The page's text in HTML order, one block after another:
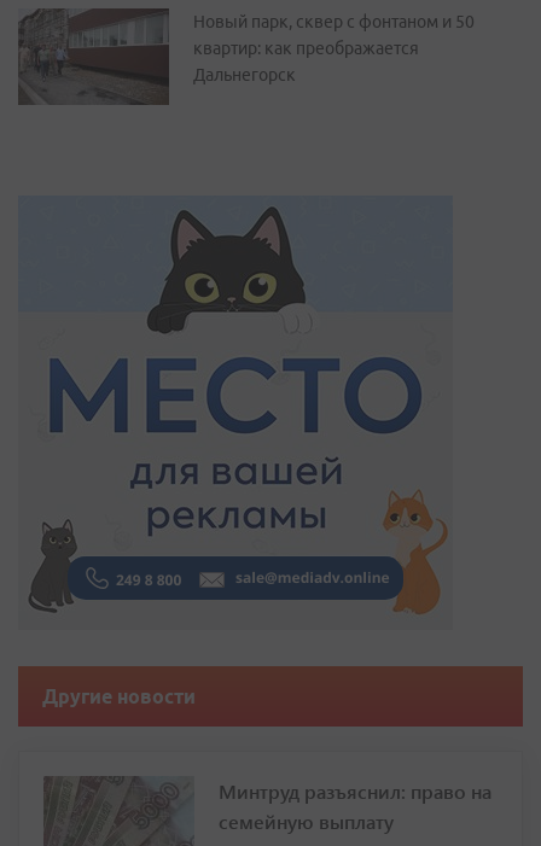
Новый парк, сквер с фонтаном и 50
квартир: как преображается
Дальнегорск
Другие новости
Минтруд разъяснил: право на
семейную выплату